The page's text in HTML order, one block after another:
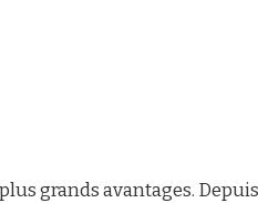
grands avantages.